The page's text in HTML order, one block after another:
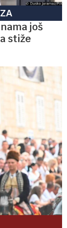
još
stiže